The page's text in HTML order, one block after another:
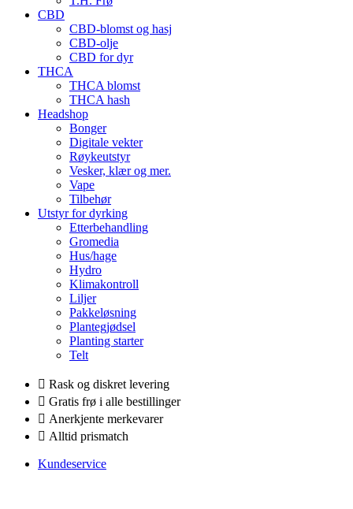
CBD
CBD-blomst og hasj
CBD-olje
CBD for dyr
THCA
THCA blomst
THCA hash
Headshop
Bonger
Digitale vekter
Røykeutstyr
Vesker, klær og mer.
Vape
Tilbehør
Utstyr for dyrking
Etterbehandling
Gromedia
Hus/hage
Hydro
Klimakontroll
Liljer
Pakkeløsning
Plantegjødsel
Planting starter
Telt
Rask og diskret levering
Gratis frø i alle bestillinger
Anerkjente merkevarer
Alltid prismatch
Kundeservice